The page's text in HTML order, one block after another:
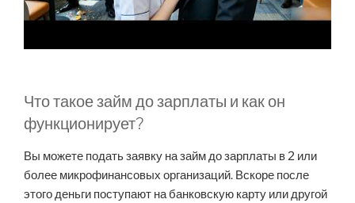
Что такое займ до зарплаты и как он
функционирует?
Вы можете подать заявку на займ до зарплаты в 2 или
более микрофинансовых организаций. Вскоре после
этого деньги поступают на банковскую карту или другой